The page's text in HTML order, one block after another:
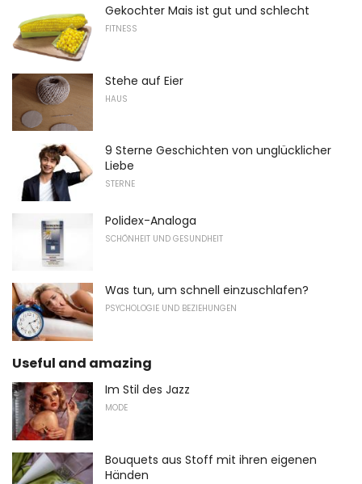
Gekochter Mais ist gut und schlecht
FITNESS
Stehe auf Eier
HAUS
9 Sterne Geschichten von unglücklicher
Liebe
STERNE
Polidex-Analoga
SCHÖNHEIT UND GESUNDHEIT
Was tun, um schnell einzuschlafen?
PSYCHOLOGIE UND BEZIEHUNGEN
Useful and amazing
Im Stil des Jazz
MODE
Bouquets aus Stoff mit ihren eigenen
Händen